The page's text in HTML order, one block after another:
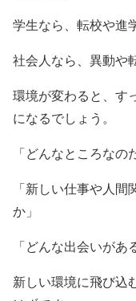
学生なら、転校や進
社会人なら、異動や
環境が変わると、す
になるでしょう。
「どんなところなの
「新しい仕事や人間
か」
「どんな出会いがあ
新しい環境に飛び込